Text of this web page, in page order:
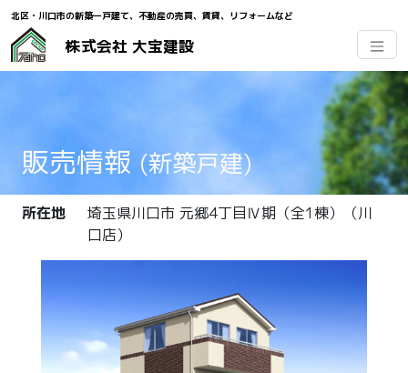
北区・川口市の新築一戸建て、不動産の売買、賃貸、 リフォームなど
株式会社 大宝建設
販売情報 (新築戸建)
所在地
埼玉県川口市 元郷4丁目Ⅳ期（全1棟）（川
口店）